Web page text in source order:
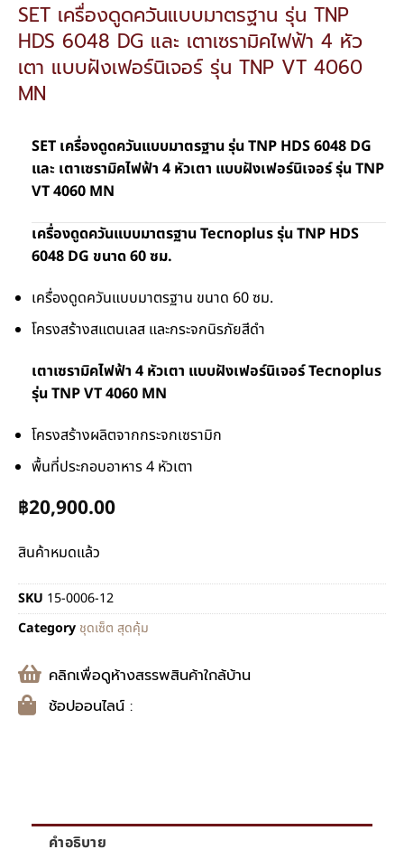
SET เครื่องดูดควันแบบมาตรฐาน รุ่น TNP
HDS 6048 DG และ เตาเซรามิคไฟฟ้า 4 หัว
เตา แบบฝังเฟอร์นิเจอร์ รุ่น TNP VT 4060
MN
SET เครื่องดูดควันแบบมาตรฐาน รุ่น TNP HDS 6048 DG
และ เตาเซรามิคไฟฟ้า 4 หัวเตา แบบฝังเฟอร์นิเจอร์ รุ่น TNP
VT 4060 MN
เครื่องดูดควันแบบมาตรฐาน Tecnoplus รุ่น TNP HDS
6048 DG ขนาด 60 ซม.
เครื่องดูดควันแบบมาตรฐาน ขนาด 60 ซม.
โครงสร้างสแตนเลส และกระจกนิรภัยสีดำ
เตาเซรามิคไฟฟ้า 4 หัวเตา แบบฝังเฟอร์นิเจอร์ Tecnoplus
รุ่น TNP VT 4060 MN
โครงสร้างผลิตจากกระจกเซรามิก
พื้นที่ประกอบอาหาร 4 หัวเตา
฿20,900.00
สินค้าหมดแล้ว
SKU 15-0006-12
Category ชุดเซ็ต สุดคุ้ม
คลิกเพื่อดูห้างสรรพสินค้าใกล้บ้าน
ช้อปออนไลน์ :
คำอธิบาย